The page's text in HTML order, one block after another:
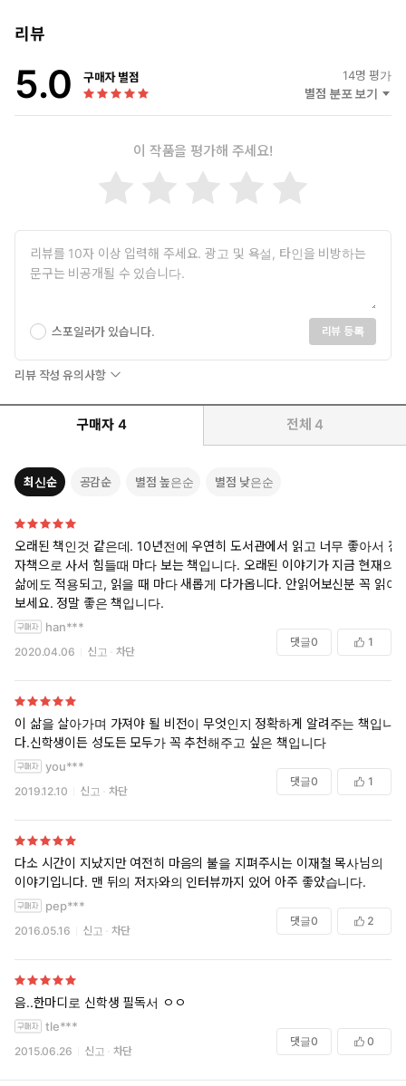
리뷰
5.0 구매자 별점 14명 평가
별점 분포 보기
이 작품을 평가해 주세요!
스포일러가 있습니다. 리뷰 등록
리뷰 작성 유의사항
구매자 4 전체 4
최신순 공감순 별점 높은순 별점 낮은순
오래된 책인것 같은데. 10년전에 우연히 도서관에서 읽고 너무 좋아서 전
자책으로 사서 힘들때 마다 보는 책입니다. 오래된 이야기가 지금 현재의
삶에도 적용되고, 읽을 때 마다 새롭게 다가옵니다. 안읽어보신분 꼭 읽어
보세요. 정말 좋은 책입니다.
han***
2020.04.06 신고 차단
댓글0 1
이 삶을 살아가며 가져야 될 비전이 무엇인지 정확하게 알려주는 책입니
다.신학생이든 성도든 모두가 꼭 추천해주고 싶은 책입니다
you***
2019.12.10 신고 차단
댓글0 1
다소 시간이 지났지만 여전히 마음의 불을 지펴주시는 이재철 목사님의
이야기입니다. 맨 뒤의 저자와의 인터뷰까지 있어 아주 좋았습니다.
pep***
2016.05.16 신고 차단
댓글0 2
음..한마디로 신학생 필독서 ㅇㅇ
tle***
2015.06.26 신고 차단
댓글0 0